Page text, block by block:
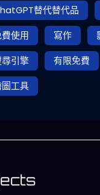
替代替代品
使用
寫作
引擎
有限免費
工具